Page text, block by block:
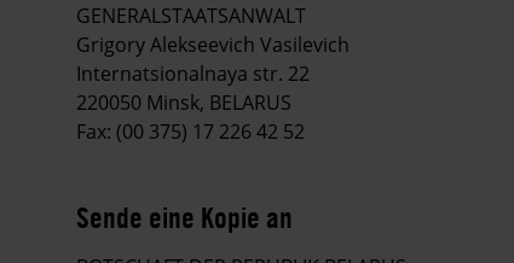
GENERALSTAATSANWALT
Grigory Alekseevich Vasilevich
Internatsionalnaya str. 22
220050 Minsk, BELARUS
Fax: (00 375) 17 226 42 52
Sende eine Kopie an